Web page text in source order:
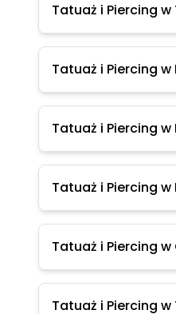
Tatuaż i Piercing
Tatuaż i Piercing
Tatuaż i Piercing
Tatuaż i Piercing w
Tatuaż i Piercing w
Tatuaż i Piercing w